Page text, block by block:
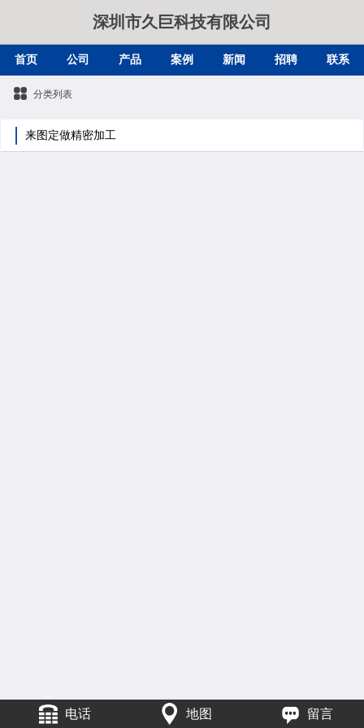
深圳市久巨科技有限公司
首页 公司 产品 案例 新闻 招聘 联系
分类列表
来图定做精密加工
电话 地图 留言